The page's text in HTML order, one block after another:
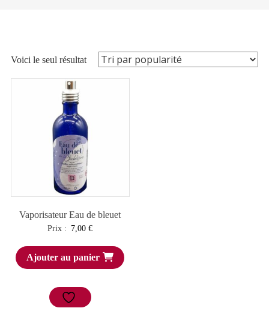
Voici le seul résultat
Vaporisateur Eau de bleuet
Prix : 7,00€
Ajouter au panier